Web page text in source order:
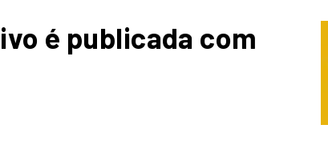
é publicada com